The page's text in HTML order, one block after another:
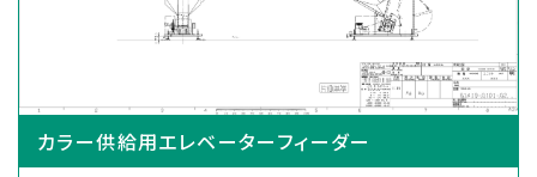
カラー供給用エレベーターフィーダー